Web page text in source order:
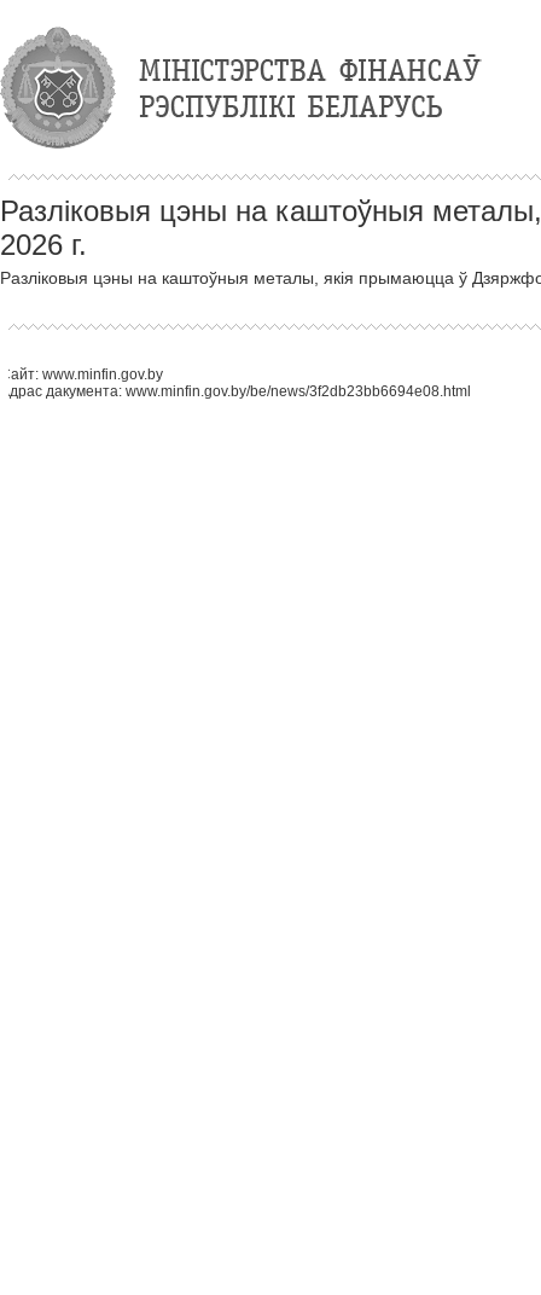
Разліковыя цэны на каштоўныя
2026 г.
Разліковыя цэны на каштоўныя металы, якія прымаюцца ў
Сайт: www.minfin.gov.by
Адрас дакумента: www.minfin.gov.by/be/news/3f2db23bb6694e08.html